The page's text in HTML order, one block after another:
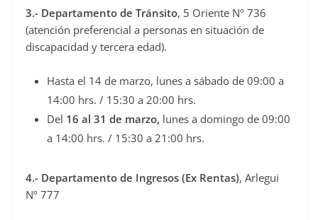
3.- Departamento de Tránsito, 5 Oriente Nº 736
(atención preferencial a personas en situación de
discapacidad y tercera edad).
Hasta el 14 de marzo, lunes a sábado de 09:00 a
14:00 hrs. / 15:30 a 20:00 hrs.
Del 16 al 31 de marzo, lunes a domingo de 09:00
a 14:00 hrs. / 15:30 a 21:00 hrs.
4.- Departamento de Ingresos (Ex Rentas), Arlegui
Nº 777